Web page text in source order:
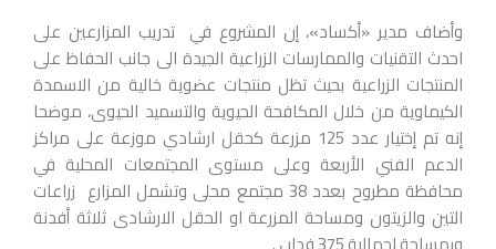
وأضاف مدير «أكساد»، إن المشروع في تدريب المزارعين على
احدث التقنيات والممارسات الزراعية الجيدة الى جانب الحفاظ على
المنتجات الزراعية بحيث تظل منتجات عضوية خالية من الاسمدة
الكيماوية من خلال المكافحة الحيوية والتسميد الحيوى، موضحا
إنه تم إختيار عدد 125 مزرعة كحقل ارشادي موزعة على مراكز
الدعم الفني الأربعة وعلى مستوى المجتمعات المحلية في
محافظة مطروح بعدد 38 مجتمع محلى وتشمل المزارع زراعات
التين والزيتون ومساحة المزرعة او الحقل الارشادى ثلاثة أفدنة